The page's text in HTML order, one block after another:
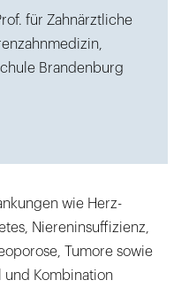
für Zahnärztliche
Brandenburg
wie Herz-
Niereninsuffizienz,
Tumore sowie
Kombination